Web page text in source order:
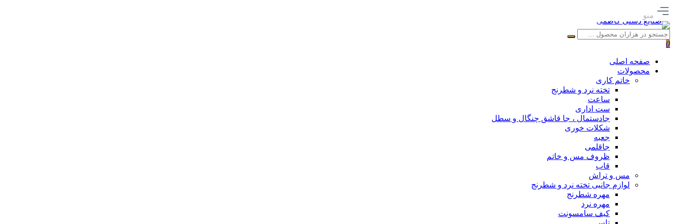
منو
0
صفحه اصلی
محصولات
خاتم کاری
تخته نرد و شطرنج
ساعت
ست اداری
جادستمال ، جا قاشق چنگال و سطل
شکلات خوری
جعبه
جاقلمی
ظروف مس و خاتم
قاب
مس و تراش
لوازم جانبی تخته نرد و شطرنج
مهره شطرنج
مهره نرد
کیف سامسونت